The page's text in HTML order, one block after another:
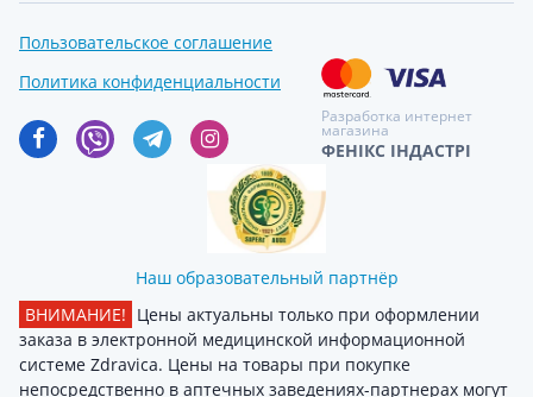
Пользовательское соглашение
Политика конфиденциальности
Разработка интернет
магазина
ФЕНІКС ІНДАСТРІ
Наш образовательный партнёр
ВНИМАНИЕ! Цены актуальны только при оформлении
заказа в электронной медицинской информационной
системе Zdravica. Цены на товары при покупке
непосредственно в аптечных заведениях-партнерах могут